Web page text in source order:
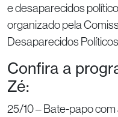
e desaparecidos
organizado pela
Desaparecidos
Confira a
Zé:
25/10 – Bate-papo